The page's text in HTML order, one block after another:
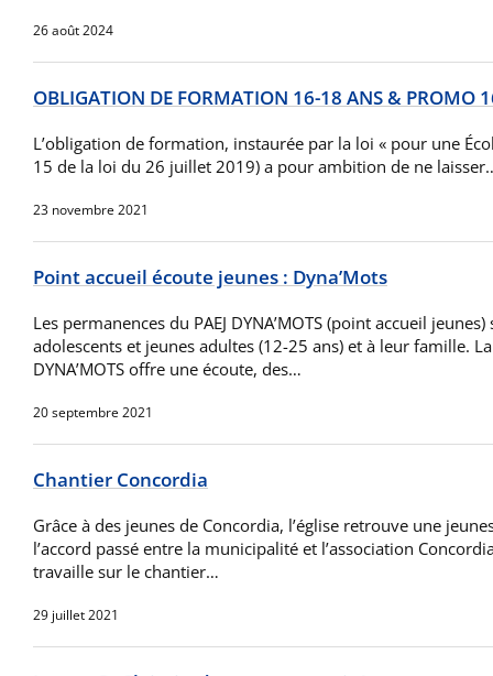
26 août 2024
OBLIGATION DE FORMATION 16-18 ANS & PROMO
L’obligation de formation, instaurée par la loi « pour une
15 de la loi du 26 juillet 2019) a pour ambition de ne
23 novembre 2021
Point accueil écoute jeunes : Dyna’Mots
Les permanences du PAEJ DYNA’MOTS (point accueil
adolescents et jeunes adultes (12-25 ans) et à leur famille.
DYNA’MOTS offre une écoute, des…
20 septembre 2021
Chantier Concordia
Grâce à des jeunes de Concordia, l’église retrouve une
l’accord passé entre la municipalité et l’association
travaille sur le chantier…
29 juillet 2021